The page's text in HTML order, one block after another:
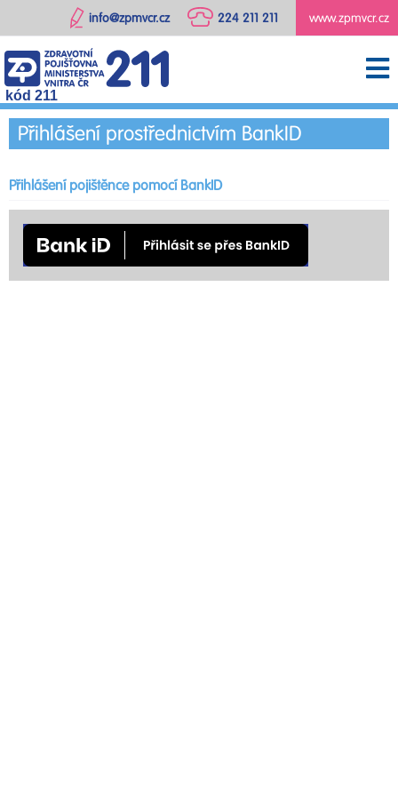
www.zpmvcr.cz
224 211 211
info@zpmvcr.cz
kód 211
Přihlášení prostřednictvím BankID
Přihlášení pojištěnce pomocí BankID